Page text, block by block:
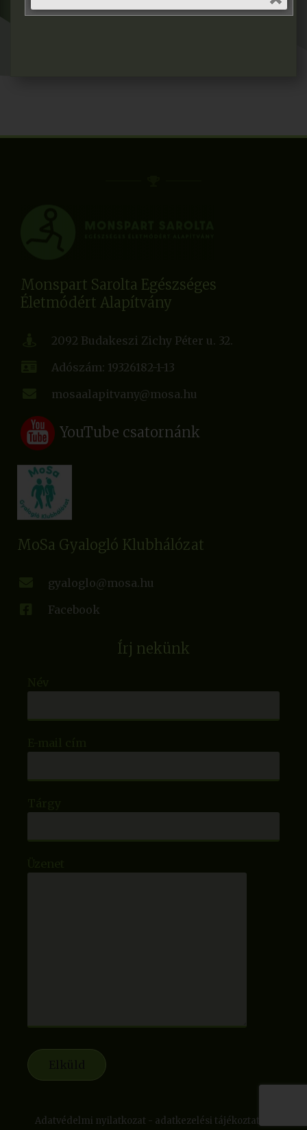
Monspart Sarolta Egészséges
Életmódért Alapítvány
2092 Budakeszi Zichy Péter u. 32.
Adószám: 19326182-1-13
mosaalapitvany@mosa.hu
YouTube csatornánk
MoSa Gyalogló Klubhálózat
gyaloglo@mosa.hu
Facebook
Írj nekünk
Adatvédelmi nyilatkozat - adatkezelési tájékoztató